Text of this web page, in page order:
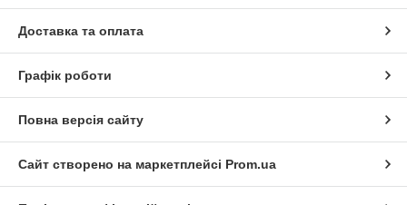
Доставка та оплата
Графік роботи
Повна версія сайту
Сайт створено на маркетплейсі Prom.ua